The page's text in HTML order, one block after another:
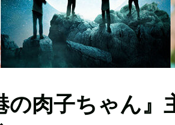
の肉子ちゃん』